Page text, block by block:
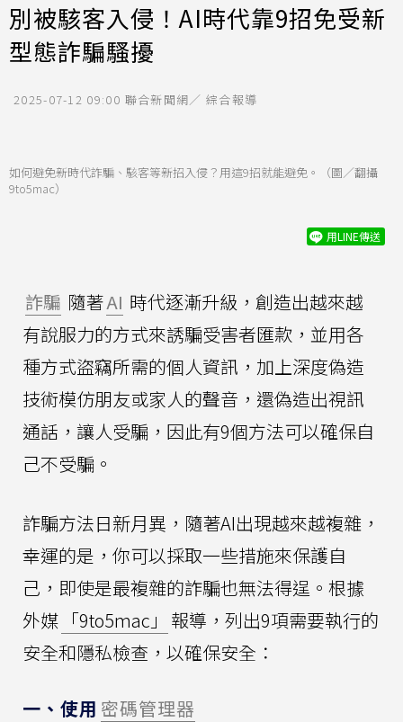
別被駭客入侵！AI時代靠9招免受新
型態詐騙騷擾
2025-07-12 09:00 聯合新聞網／ 綜合報導
如何避免新時代詐騙、駭客等新招入侵？用這9招就能避免。（圖／翻攝
9to5mac）
用LINE傳送
詐騙 隨著AI 時代逐漸升級，創造出越來越
有說服力的方式來誘騙受害者匯款，並用各
種方式盜竊所需的個人資訊，加上深度偽造
技術模仿朋友或家人的聲音，還偽造出視訊
通話，讓人受騙，因此有9個方法可以確保自
己不受騙。
詐騙方法日新月異，隨著AI出現越來越複雜，
幸運的是，你可以採取一些措施來保護自
己，即使是最複雜的詐騙也無法得逞。根據
外媒 「9to5mac」 報導，列出9項需要執行的
安全和隱私檢查，以確保安全：
一、使用 密碼管理器